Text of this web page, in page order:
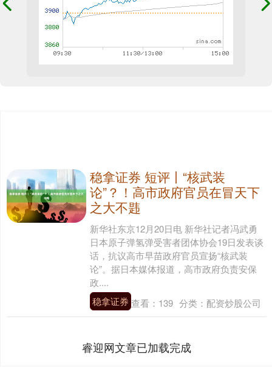
稳拿证券 短评丨“核武装
论”？！高市政府官员在冒天下
之大不韪
新华社东京12月20日电 新华社记者冯武勇
日本原子弹氢弹受害者团体协会19日发表谈
话，抗议高市早苗政府官员宣扬“核武装
论”。据日本媒体报道，高市政府负责安保
政....
稳拿证券 查看： 139 分类： 配资炒股公司
睿迎网文章已加载完成